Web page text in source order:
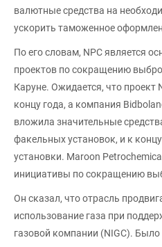
валютные средства на
ускорить таможенное
По его словам, NPC является
проектов по сокращению
Каруне. Ожидается, что проект
концу года, а компания
вложила значительные
факельных установок, и к
установки. Maroon
инициативы по сокращению
Он сказал, что отрасль
использование газа при
газовой компании (NIGC).